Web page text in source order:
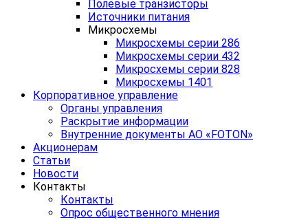
Полевые транзисторы
Источники питания
Микросхемы
Микросхемы серии 286
Микросхемы серии 432
Микросхемы серии 828
Микросхемы 1401
Корпоративное управление
Органы управления
Раскрытие информации
Внутренние документы АО «FOTON»
Акционерам
Статьи
Новости
Контакты
Контакты
Опрос общественного мнения